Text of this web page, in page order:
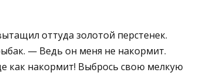
оттуда золотой перстенек.
— Ведь он меня не накормит.
накормит! Выбрось свою мелкую